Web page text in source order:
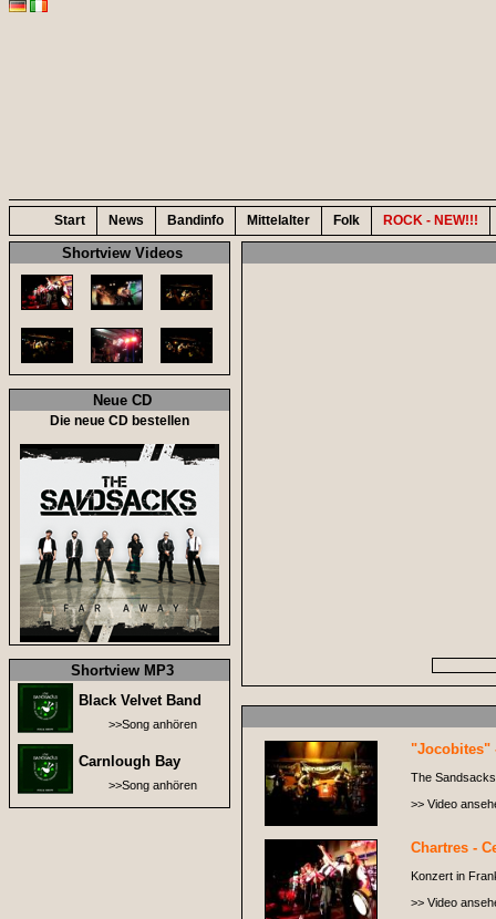
Start News Bandinfo Mittelalter Folk ROCK - NEW!!!
Shortview Videos
Neue CD
Die neue CD bestellen
Shortview MP3
Black Velvet Band
>>Song anhören
Carnlough Bay
>>Song anhören
"Jocobites"
The
>> Video
Chartres -
Konzert in
>> Video